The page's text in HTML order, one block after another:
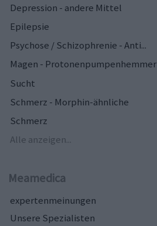
Depression - andere Mittel
Epilepsie
Psychose / Schizophrenie - Anti...
Magen - Protonenpumpenhemmer
Sucht
Schmerz - Morphin-ähnliche
Schmerz
Alle anzeigen...
Meamedica
expertenmeinungen
Unsere Spezialisten